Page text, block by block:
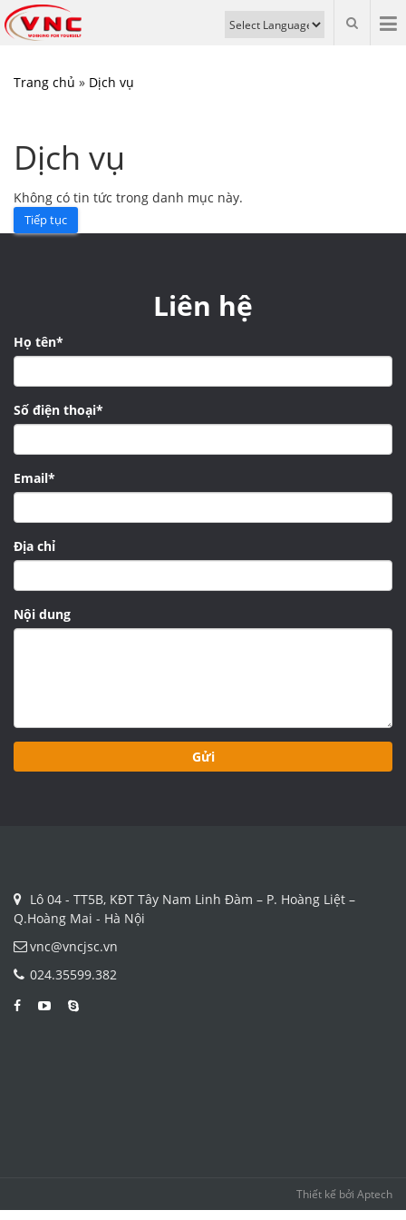
Trang chủ » Dịch vụ
Dịch vụ
Không có tin tức trong danh mục này.
Tiếp tục
Liên hệ
Họ tên*
Số điện thoại*
Email*
Địa chỉ
Nội dung
Gửi
Lô 04 - TT5B, KĐT Tây Nam Linh Đàm – P. Hoàng Liệt –
Q.Hoàng Mai - Hà Nội
vnc@vncjsc.vn
024.35599.382
Thiết kế bởi Aptech